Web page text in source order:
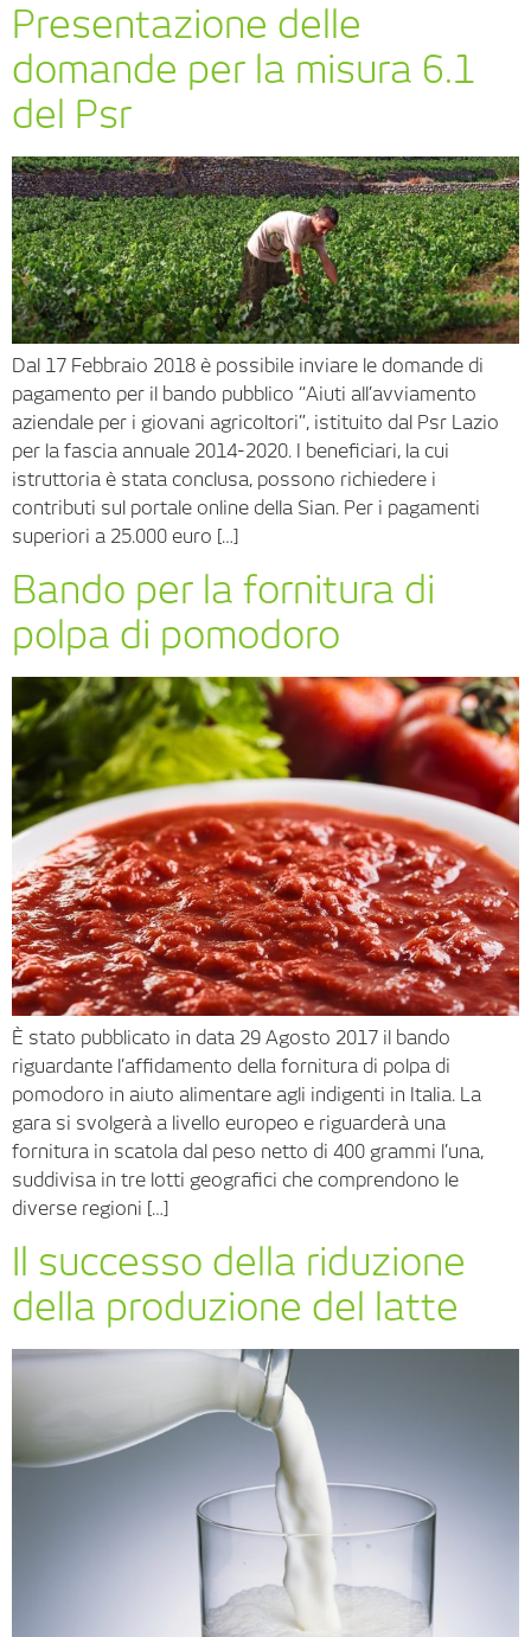
Presentazione delle
domande per la misura 6.1
del Psr
Dal 17 Febbraio 2018 è possibile inviare le domande di
pagamento per il bando pubblico “Aiuti all’avviamento
aziendale per i giovani agricoltori”, istituito dal Psr Lazio
per la fascia annuale 2014-2020. I beneficiari, la cui
istruttoria è stata conclusa, possono richiedere i
contributi sul portale online della Sian. Per i pagamenti
superiori a 25.000 euro […]
Bando per la fornitura di
polpa di pomodoro
È stato pubblicato in data 29 Agosto 2017 il bando
riguardante l’affidamento della fornitura di polpa di
pomodoro in aiuto alimentare agli indigenti in Italia. La
gara si svolgerà a livello europeo e riguarderà una
fornitura in scatola dal peso netto di 400 grammi l’una,
suddivisa in tre lotti geografici che comprendono le
diverse regioni […]
Il successo della riduzione
della produzione del latte